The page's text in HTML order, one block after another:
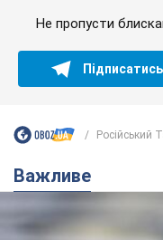
Не пропусти
Підписатись
Російський
Важливе